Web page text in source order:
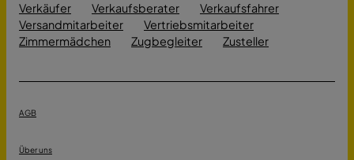
Verkäufer
Verkaufsberater
Verkaufsfahrer
Versandmitarbeiter
Vertriebsmitarbeiter
Zimmermädchen
Zugbegleiter Zusteller
AGB
Über uns